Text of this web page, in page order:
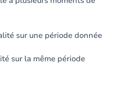
sur une période donnée
sur la même période